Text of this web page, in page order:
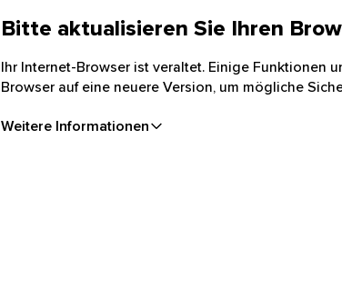
Bitte aktualisieren Sie Ihren
Ihr Internet-Browser ist veraltet. Einige Funktionen
Browser auf eine neuere Version, um mögliche
Weitere Informationen